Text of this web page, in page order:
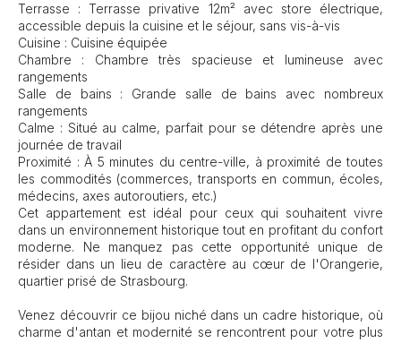
Terrasse : Terrasse privative 12m² avec store électrique,
accessible depuis la cuisine et le séjour, sans vis-à-vis
Cuisine : Cuisine équipée
Chambre : Chambre très spacieuse et lumineuse avec
rangements
Salle de bains : Grande salle de bains avec nombreux
rangements
Calme : Situé au calme, parfait pour se détendre après une
journée de travail
Proximité : À 5 minutes du centre-ville, à proximité de toutes
les commodités (commerces, transports en commun, écoles,
médecins, axes autoroutiers, etc.)
Cet appartement est idéal pour ceux qui souhaitent vivre
dans un environnement historique tout en profitant du confort
moderne. Ne manquez pas cette opportunité unique de
résider dans un lieu de caractère au cœur de l'Orangerie,
quartier prisé de Strasbourg.
Venez découvrir ce bijou niché dans un cadre historique, où
charme d'antan et modernité se rencontrent pour votre plus